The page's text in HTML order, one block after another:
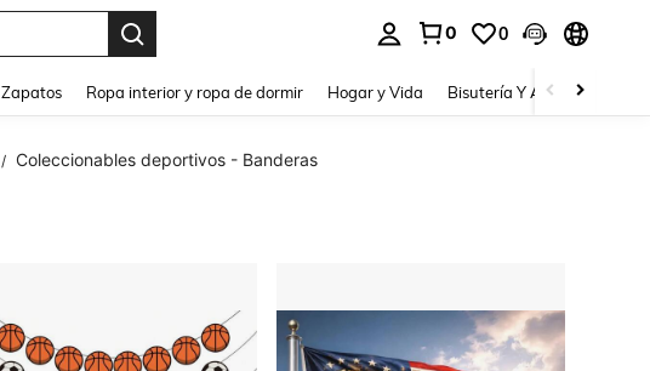
0 0
Zapatos Ropa interior y ropa de dormir Hogar y Vida Bisutería Y Accesorios
/ Coleccionables deportivos - Banderas